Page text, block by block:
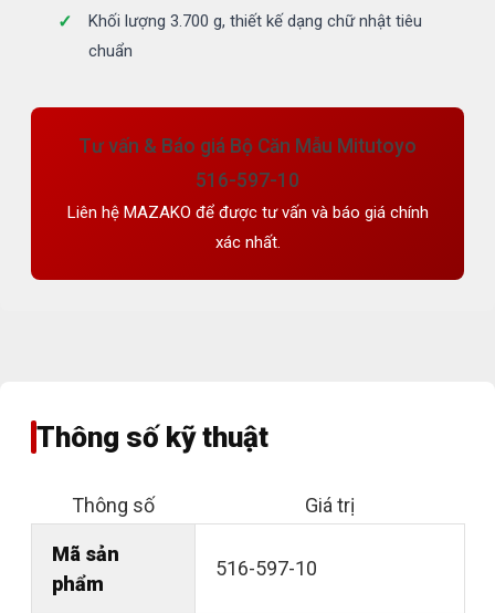
Khối lượng 3.700 g, thiết kế dạng chữ nhật tiêu
chuẩn
Tư vấn & Báo giá Bộ Căn Mẫu Mitutoyo
516-597-10
Liên hệ MAZAKO để được tư vấn và báo giá chính
xác nhất.
Thông số kỹ thuật
Thông số Giá trị
Mã sản
phẩm
516-597-10